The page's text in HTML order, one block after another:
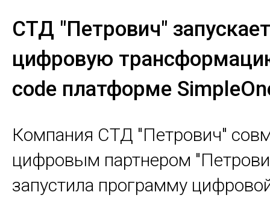
СТД "Петрович" запускает
цифровую
code платформе
Компания СТД "Петрович"
цифровым партнером
запустила программу